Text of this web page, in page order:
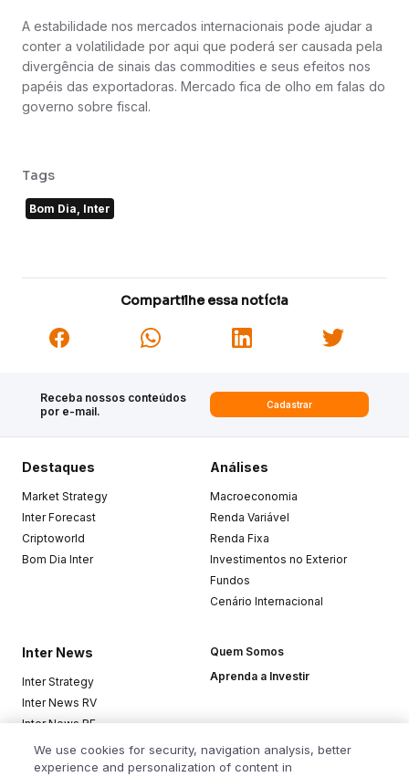
A estabilidade nos mercados internacionais pode ajudar a
conter a volatilidade por aqui que poderá ser causada pela
divergência de sinais das commodities e seus efeitos nos
papéis das exportadoras. Mercado fica de olho em falas do
governo sobre fiscal.
Tags
Bom Dia, Inter
Compartilhe essa notícia
Receba nossos conteúdos
por e-mail.
Cadastrar
Destaques
Market Strategy
Inter Forecast
Criptoworld
Bom Dia Inter
Análises
Macroeconomia
Renda Variável
Renda Fixa
Investimentos no Exterior
Fundos
Cenário Internacional
Inter News
Inter Strategy
Inter News RV
Inter News RF
Top Funds
Quem Somos
Aprenda a Investir
We use cookies for security, navigation analysis, better
experience and personalization of content in